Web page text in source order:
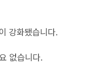
강화됐습니다.
없습니다.